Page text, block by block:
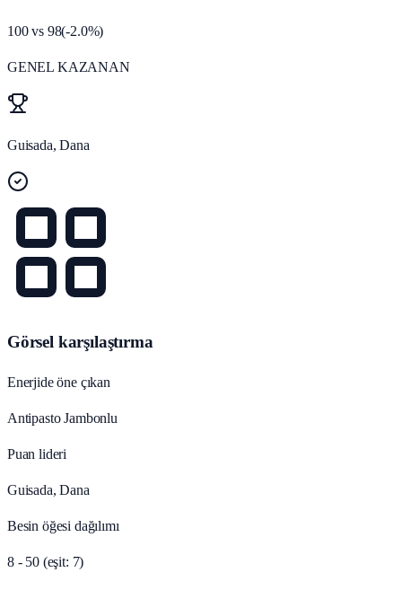
100vs 98(-2.0%)
GENEL KAZANAN
Guisada, Dana
Görsel karşılaştırma
Enerjide öne çıkan
Antipasto Jambonlu
Puan lideri
Guisada, Dana
Besin öğesi dağılımı
8 - 50 (eşit: 7)